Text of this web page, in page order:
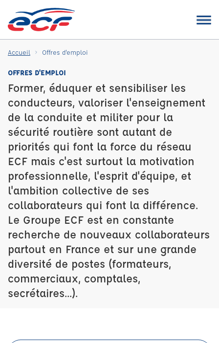
Accueil Offres d'emploi
OFFRES D'EMPLOI
Former, éduquer et sensibiliser les
conducteurs, valoriser l'enseignement
de la conduite et militer pour la
sécurité routière sont autant de
priorités qui font la force du réseau
ECF mais c'est surtout la motivation
professionnelle, l'esprit d'équipe, et
l'ambition collective de ses
collaborateurs qui font la différence.
Le Groupe ECF est en constante
recherche de nouveaux collaborateurs
partout en France et sur une grande
diversité de postes (formateurs,
commerciaux, comptales,
secrétaires...).